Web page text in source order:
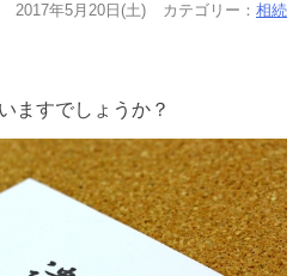
2017年5月20日(土) カテゴリー： 相続
ますでしょうか？